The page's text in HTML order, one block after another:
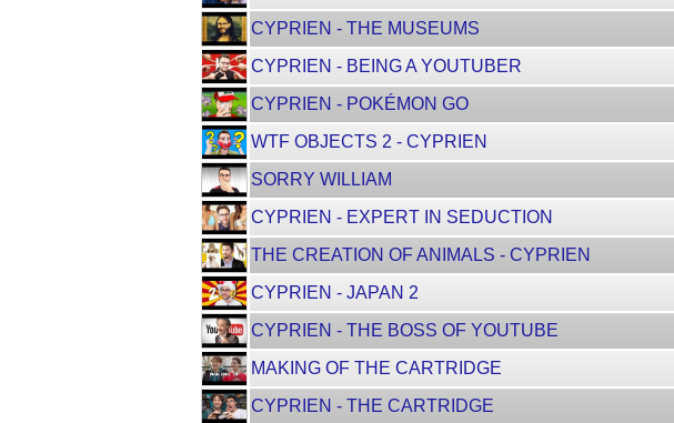
CYPRIEN - THE MUSEUMS
CYPRIEN - BEING A YOUTUBER
CYPRIEN - POKÉMON GO
WTF OBJECTS 2 - CYPRIEN
SORRY WILLIAM
CYPRIEN - EXPERT IN SEDUCTION
THE CREATION OF ANIMALS - CYPRIEN
CYPRIEN - JAPAN 2
CYPRIEN - THE BOSS OF YOUTUBE
MAKING OF THE CARTRIDGE
CYPRIEN - THE CARTRIDGE